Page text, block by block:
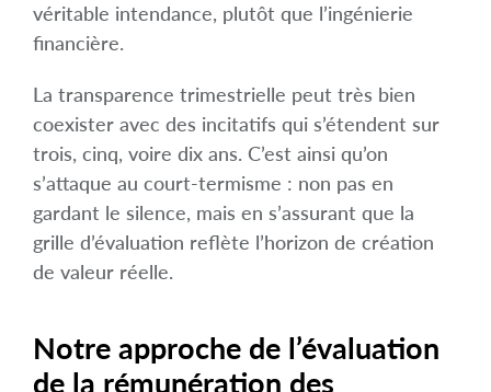
véritable intendance, plutôt que l’ingénierie
financière.
La transparence trimestrielle peut très bien
coexister avec des incitatifs qui s’étendent sur
trois, cinq, voire dix ans. C’est ainsi qu’on
s’attaque au court-termisme : non pas en
gardant le silence, mais en s’assurant que la
grille d’évaluation reflète l’horizon de création
de valeur réelle.
Notre approche de l’évaluation
de la rémunération des